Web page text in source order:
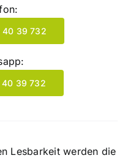
40 39 732
40 39 732
Lesbarkeit werden die